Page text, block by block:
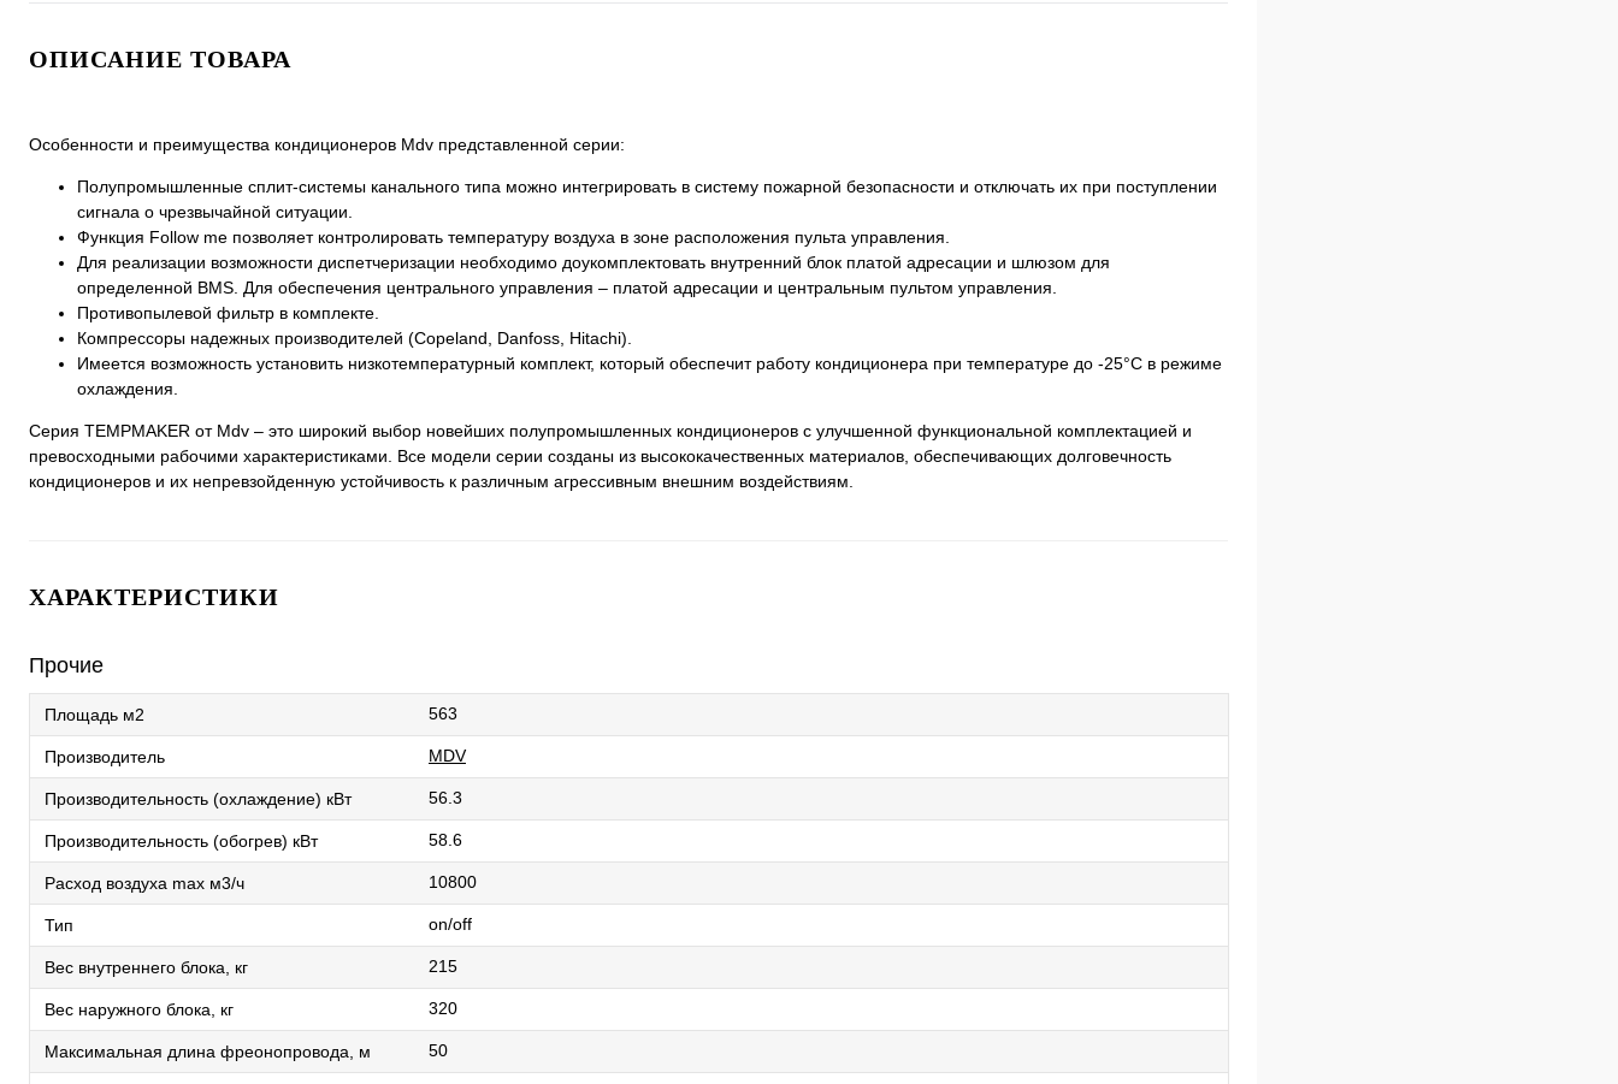
ОПИСАНИЕ ТОВАРА
Особенности и преимущества кондиционеров Mdv представленной серии:
Полупромышленные сплит-системы канального типа можно интегрировать в систему пожарной безопасности и отключать их при поступлении
сигнала о чрезвычайной ситуации.
Функция Follow me позволяет контролировать температуру воздуха в зоне расположения пульта управления.
Для реализации возможности диспетчеризации необходимо доукомплектовать внутренний блок платой адресации и шлюзом для
определенной BMS. Для обеспечения центрального управления – платой адресации и центральным пультом управления.
Противопылевой фильтр в комплекте.
Компрессоры надежных производителей (Copeland, Danfoss, Hitachi).
Имеется возможность установить низкотемпературный комплект, который обеспечит работу кондиционера при температуре до -25°С в режиме
охлаждения.
Серия TEMPMAKER от Mdv – это широкий выбор новейших полупромышленных кондиционеров с улучшенной функциональной комплектацией и
превосходными рабочими характеристиками. Все модели серии созданы из высококачественных материалов, обеспечивающих долговечность
кондиционеров и их непревзойденную устойчивость к различным агрессивным внешним воздействиям.
ХАРАКТЕРИСТИКИ
Прочие
Площадь м2 563
Производитель MDV
Производительность (охлаждение) кВт 56.3
Производительность (обогрев) кВт 58.6
Расход воздуха max м3/ч 10800
Тип on/off
Вес внутреннего блока, кг 215
Вес наружного блока, кг 320
Максимальная длина фреонопровода, м 50